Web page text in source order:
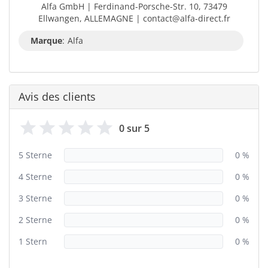
Alfa GmbH | Ferdinand-Porsche-Str. 10, 73479
Ellwangen, ALLEMAGNE | contact@alfa-direct.fr
Marque: Alfa
Avis des clients
0 sur 5
5 Sterne
0 %
4 Sterne
0 %
3 Sterne
0 %
2 Sterne
0 %
1 Stern
0 %